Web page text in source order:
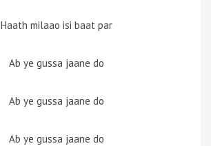
Haath milaao isi baat par
Ab ye gussa jaane do
Ab ye gussa jaane do
Ab ye gussa jaane do